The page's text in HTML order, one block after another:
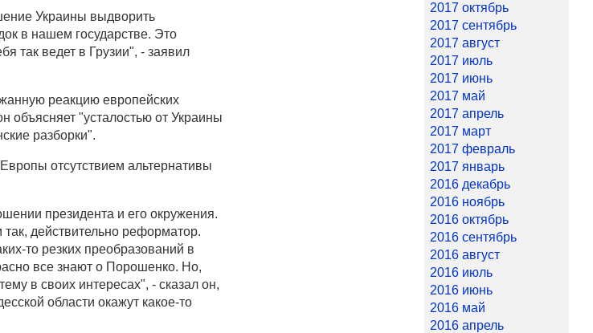
Украины выдворить
в нашем государстве. Это
так ведет в Грузии", - заявил
реакцию европейских
объясняет "усталостью от Украины
разборки".
отсутствием альтернативы
президента и его окружения.
действительно реформатор.
то резких преобразований в
все знают о Порошенко. Но,
в своих интересах", - сказал он,
области окажут какое-то
2017 октябрь
2017 сентябрь
2017 август
2017 июль
2017 июнь
2017 май
2017 апрель
2017 март
2017 февраль
2017 январь
2016 декабрь
2016 ноябрь
2016 октябрь
2016 сентябрь
2016 август
2016 июль
2016 июнь
2016 май
2016 апрель